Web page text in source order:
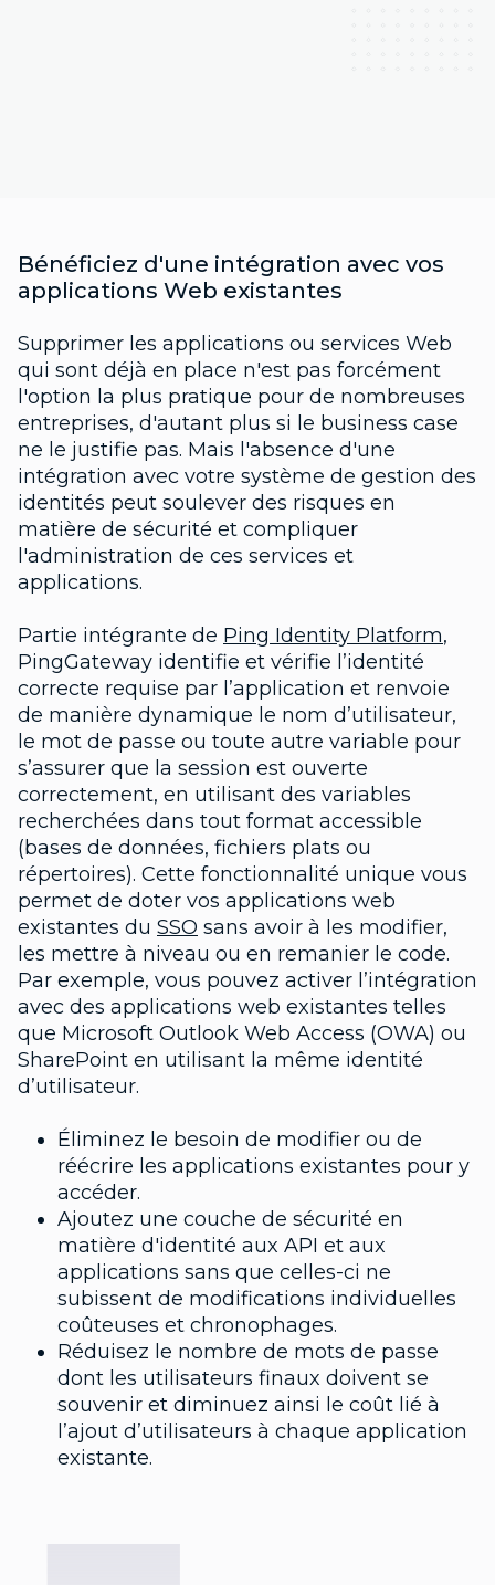
Bénéficiez d'une intégration avec vos
applications Web existantes
Supprimer les applications ou services Web
qui sont déjà en place n'est pas forcément
l'option la plus pratique pour de nombreuses
entreprises, d'autant plus si le business case
ne le justifie pas. Mais l'absence d'une
intégration avec votre système de gestion des
identités peut soulever des risques en
matière de sécurité et compliquer
l'administration de ces services et
applications.
Partie intégrante de Ping Identity Platform,
PingGateway identifie et vérifie l’identité
correcte requise par l’application et renvoie
de manière dynamique le nom d’utilisateur,
le mot de passe ou toute autre variable pour
s’assurer que la session est ouverte
correctement, en utilisant des variables
recherchées dans tout format accessible
(bases de données, fichiers plats ou
répertoires). Cette fonctionnalité unique vous
permet de doter vos applications web
existantes du SSO sans avoir à les modifier,
les mettre à niveau ou en remanier le code.
Par exemple, vous pouvez activer l’intégration
avec des applications web existantes telles
que Microsoft Outlook Web Access (OWA) ou
SharePoint en utilisant la même identité
d’utilisateur.
Éliminez le besoin de modifier ou de
réécrire les applications existantes pour y
accéder.
Ajoutez une couche de sécurité en
matière d'identité aux API et aux
applications sans que celles-ci ne
subissent de modifications individuelles
coûteuses et chronophages.
Réduisez le nombre de mots de passe
dont les utilisateurs finaux doivent se
souvenir et diminuez ainsi le coût lié à
l’ajout d’utilisateurs à chaque application
existante.